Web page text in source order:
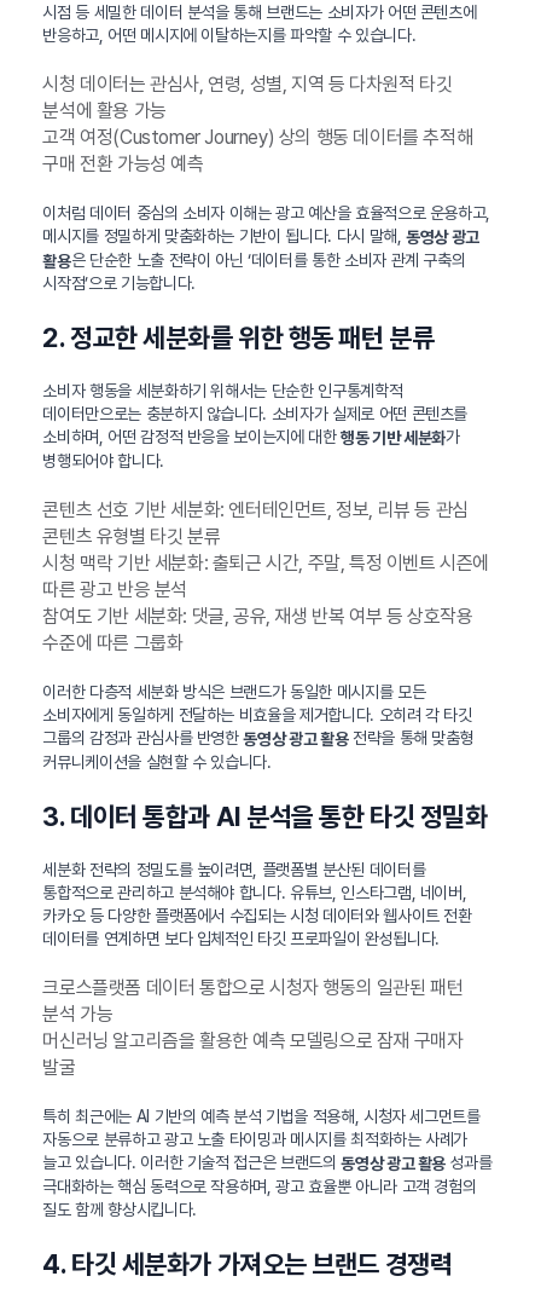
시점 등 세밀한 데이터 분석을 통해 브랜드는 소비자가 어떤 콘텐츠에
반응하고, 어떤 메시지에 이탈하는지를 파악할 수 있습니다.
시청 데이터는 관심사, 연령, 성별, 지역 등 다차원적 타깃
분석에 활용 가능
고객 여정(Customer Journey) 상의 행동 데이터를 추적해
구매 전환 가능성 예측
이처럼 데이터 중심의 소비자 이해는 광고 예산을 효율적으로 운용하고,
메시지를 정밀하게 맞춤화하는 기반이 됩니다. 다시 말해,동영상 광고
활용은 단순한 노출 전략이 아닌 ‘데이터를 통한 소비자 관계 구축의
시작점’으로 기능합니다.
2. 정교한 세분화를 위한 행동 패턴 분류
소비자 행동을 세분화하기 위해서는 단순한 인구통계학적
데이터만으로는 충분하지 않습니다. 소비자가 실제로 어떤 콘텐츠를
소비하며, 어떤 감정적 반응을 보이는지에 대한행동 기반 세분화가
병행되어야 합니다.
콘텐츠 선호 기반 세분화: 엔터테인먼트, 정보, 리뷰 등 관심
콘텐츠 유형별 타깃 분류
시청 맥락 기반 세분화: 출퇴근 시간, 주말, 특정 이벤트 시즌에
따른 광고 반응 분석
참여도 기반 세분화: 댓글, 공유, 재생 반복 여부 등 상호작용
수준에 따른 그룹화
이러한 다층적 세분화 방식은 브랜드가 동일한 메시지를 모든
소비자에게 동일하게 전달하는 비효율을 제거합니다. 오히려 각 타깃
그룹의 감정과 관심사를 반영한동영상 광고 활용전략을 통해 맞춤형
커뮤니케이션을 실현할 수 있습니다.
3. 데이터 통합과 AI 분석을 통한 타깃 정밀화
세분화 전략의 정밀도를 높이려면, 플랫폼별 분산된 데이터를
통합적으로 관리하고 분석해야 합니다. 유튜브, 인스타그램, 네이버,
카카오 등 다양한 플랫폼에서 수집되는 시청 데이터와 웹사이트 전환
데이터를 연계하면 보다 입체적인 타깃 프로파일이 완성됩니다.
크로스플랫폼 데이터 통합으로 시청자 행동의 일관된 패턴
분석 가능
머신러닝 알고리즘을 활용한 예측 모델링으로 잠재 구매자
발굴
특히 최근에는 AI 기반의 예측 분석 기법을 적용해, 시청자 세그먼트를
자동으로 분류하고 광고 노출 타이밍과 메시지를 최적화하는 사례가
늘고 있습니다. 이러한 기술적 접근은 브랜드의동영상 광고 활용 성과를
극대화하는 핵심 동력으로 작용하며, 광고 효율뿐 아니라 고객 경험의
질도 함께 향상시킵니다.
4. 타깃 세분화가 가져오는 브랜드 경쟁력